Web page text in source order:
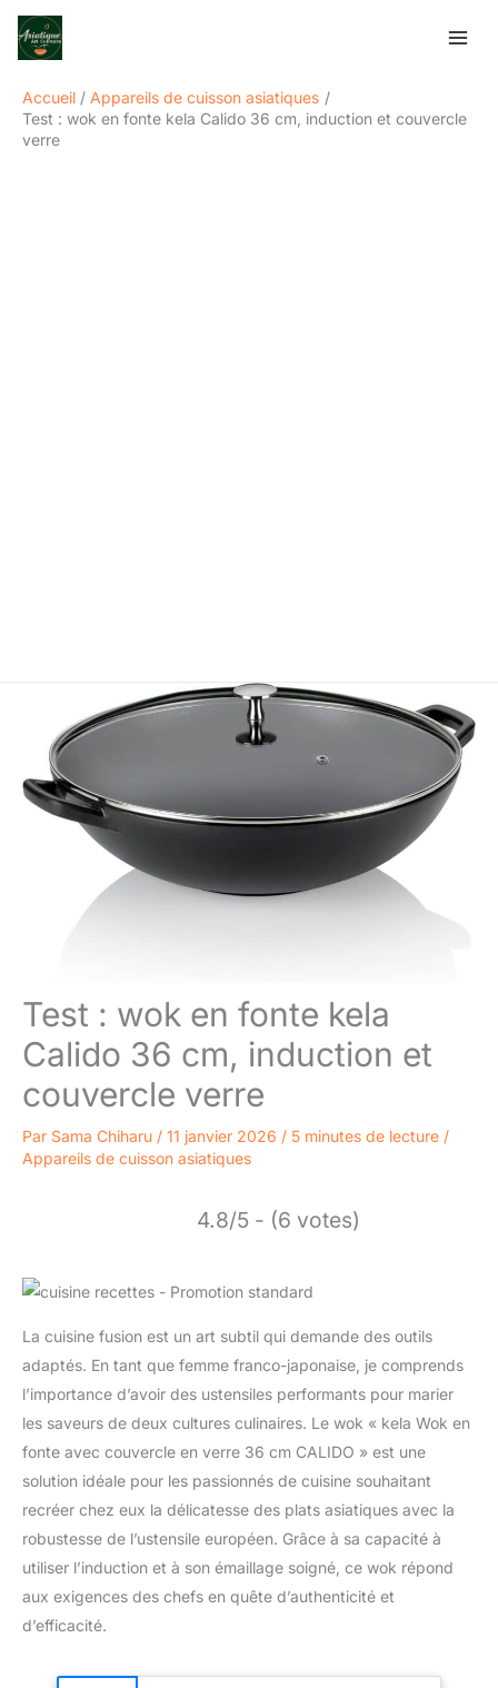
Aller
Accueil
Appareils de cuisson asiatiques
Test : wok en fonte kela Calido 36 cm, induction et couvercle
verre
Test : wok en fonte kela
Calido 36 cm, induction et
couvercle verre
Par Sama Chiharu / 11 janvier 2026 / 5 minutes de lecture /
Appareils de cuisson asiatiques
4.8/5 - (6 votes)
La cuisine fusion est un art subtil qui demande des outils
adaptés. En tant que femme franco-japonaise, je comprends
l’importance d’avoir des ustensiles performants pour marier
les saveurs de deux cultures culinaires. Le wok « kela Wok en
fonte avec couvercle en verre 36 cm CALIDO » est une
solution idéale pour les passionnés de cuisine souhaitant
recréer chez eux la délicatesse des plats asiatiques avec la
robustesse de l’ustensile européen. Grâce à sa capacité à
utiliser l’induction et à son émaillage soigné, ce wok répond
aux exigences des chefs en quête d’authenticité et
d’efficacité.
Rechercher